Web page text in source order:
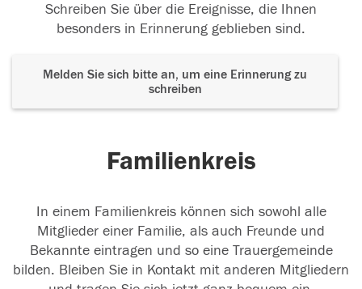
Schreiben Sie über die Ereignisse, die Ihnen
besonders in Erinnerung geblieben sind.
Melden Sie sich bitte an, um eine Erinnerung zu
schreiben
Familienkreis
In einem Familienkreis können sich sowohl alle
Mitglieder einer Familie, als auch Freunde und
Bekannte eintragen und so eine Trauergemeinde
bilden. Bleiben Sie in Kontakt mit anderen Mitgliedern